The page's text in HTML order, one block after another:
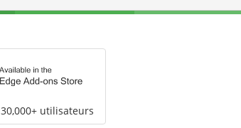
30,000+ utilisateurs